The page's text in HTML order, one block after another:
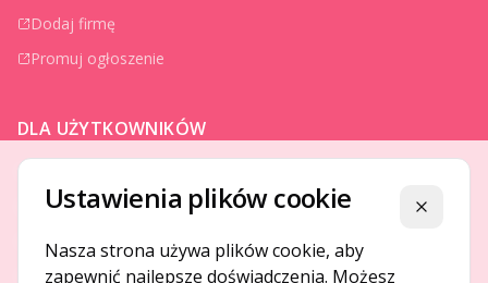
Dodaj firmę
Promuj ogłoszenie
DLA UŻYTKOWNIKÓW
Jak to działa
Bezpieczeństwo
Usługi premium
Ustawienia plików cookie Zamknij
Nasza strona używa plików cookie, aby
zapewnić najlepsze doświadczenia. Możesz